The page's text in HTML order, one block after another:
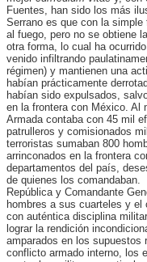
Fuentes, han sido los más
Serrano es que con la
al fuego, pero no se obtiene
otra forma, lo cual ha
venido infiltrando
régimen) y mantienen una
habían prácticamente
habían sido expulsados,
en la frontera con México. Al
Armada contaba con 45 mil
patrulleros y comisionados
terroristas sumaban 800
arrinconados en la frontera
departamentos del país,
de quienes los
República y Comandante
hombres a sus cuarteles y el
con auténtica disciplina
lograr la rendición
amparados en los supuestos
conflicto armado interno, los